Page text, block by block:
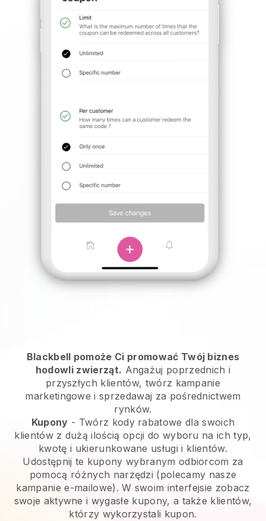
Blackbell pomoże Ci promować Twój biznes
hodowli zwierząt. Angażuj poprzednich i
przyszłych klientów, twórz kampanie
marketingowe i sprzedawaj za pośrednictwem
rynków.
Kupony - Twórz kody rabatowe dla swoich
klientów z dużą ilością opcji do wyboru na ich typ,
kwotę i ukierunkowane usługi i klientów.
Udostępnij te kupony wybranym odbiorcom za
pomocą różnych narzędzi (polecamy nasze
kampanie e-mailowe). W swoim interfejsie zobacz
swoje aktywne i wygasłe kupony, a także klientów,
którzy wykorzystali kupon.